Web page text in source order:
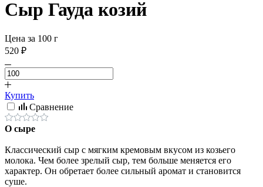
Сыр Гауда козий
Цена за 100 г
520 ₽
Купить
Сравнение
О сыре
Классический сыр с мягким кремовым вкусом из козьего
молока. Чем более зрелый сыр, тем больше меняется его
характер. Он обретает более сильный аромат и становится
суше.